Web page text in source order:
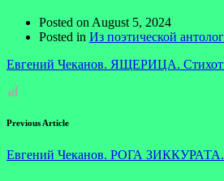
Posted on August 5, 2024
Posted in Из поэтической
Евгений Чеканов. ЯЩЕРИЦА.
Previous Article
Евгений Чеканов. РОГА ЗИККУРАТА.